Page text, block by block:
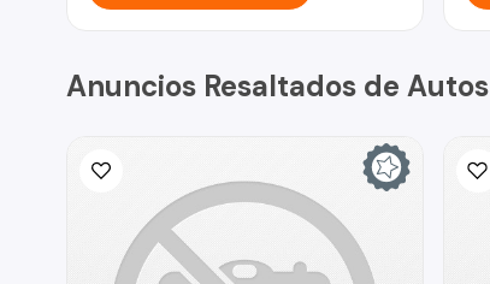
Anuncios Resaltados de Autos